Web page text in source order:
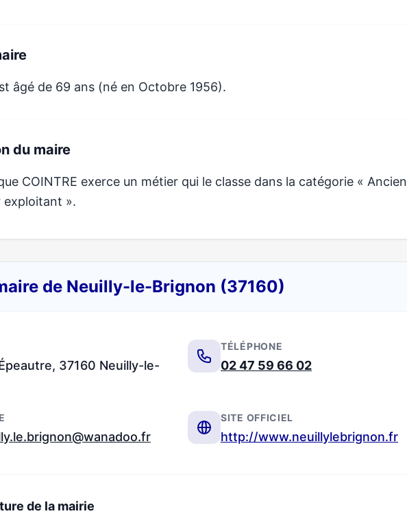
âgé de 69 ans (né en Octobre 1956).
du maire
COINTRE exerce un métier qui le classe dans la catégorie « Ancien
exploitant ».
de Neuilly-le-Brignon (37160)
37160 Neuilly-le-
TÉLÉPHONE
02 47 59 66 02
SITE OFFICIEL
http://www.neuillylebrignon.fr
de la mairie